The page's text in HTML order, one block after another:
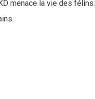
menace la vie des félins.